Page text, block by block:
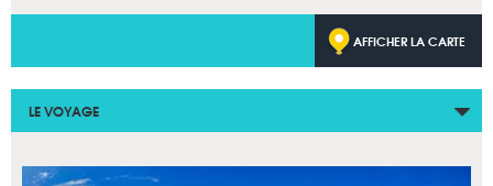
AFFICHER LA CARTE
LE VOYAGE